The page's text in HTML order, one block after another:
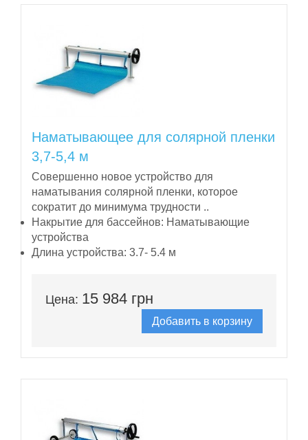
Наматывающее для солярной пленки
3,7-5,4 м
Совершенно новое устройство для
наматывания солярной пленки, которое
сократит до минимума трудности ..
Накрытие для бассейнов: Наматывающие
устройства
Длина устройства: 3.7- 5.4 м
Цена: 15 984 грн
Добавить в корзину